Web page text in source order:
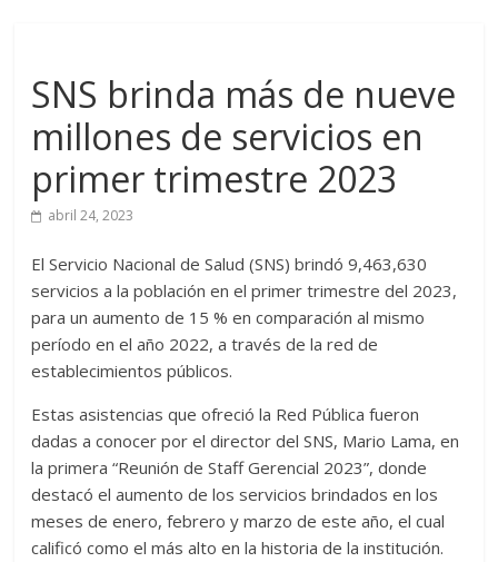
SNS brinda más de nueve
millones de servicios en
primer trimestre 2023
abril 24, 2023
El Servicio Nacional de Salud (SNS) brindó 9,463,630
servicios a la población en el primer trimestre del 2023,
para un aumento de 15 % en comparación al mismo
período en el año 2022, a través de la red de
establecimientos públicos.
Estas asistencias que ofreció la Red Pública fueron
dadas a conocer por el director del SNS, Mario Lama, en
la primera “Reunión de Staff Gerencial 2023”, donde
destacó el aumento de los servicios brindados en los
meses de enero, febrero y marzo de este año, el cual
calificó como el más alto en la historia de la institución.